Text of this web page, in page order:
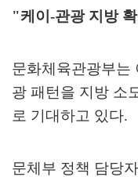
"케이 -관광 지방
문화체육관광부는
광 패턴을 지방 소
로 기대하고 있다.
문체부 정책 담당